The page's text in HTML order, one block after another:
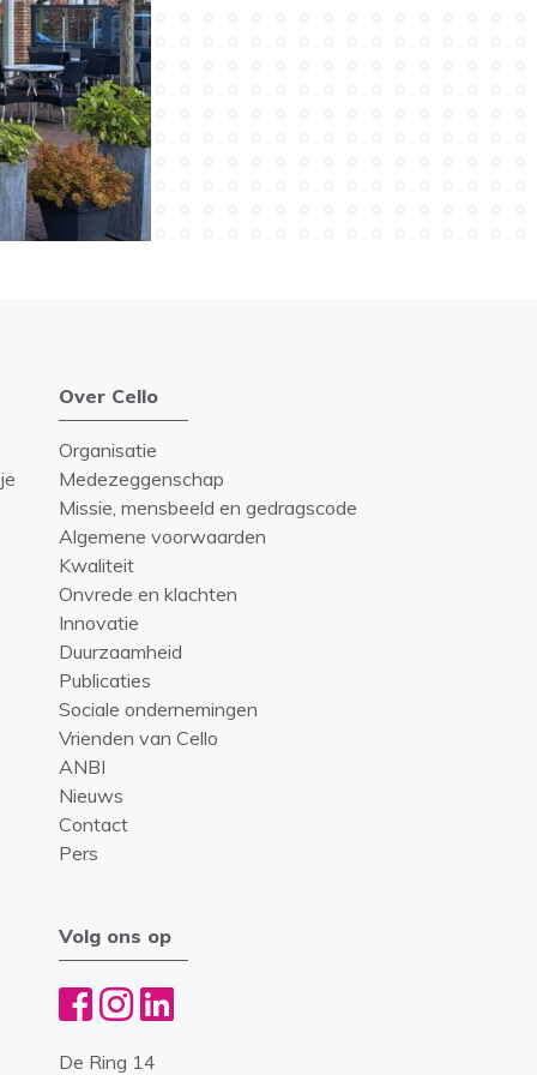
Over Cello
Organisatie
Medezeggenschap
Missie, mensbeeld en gedragscode
Algemene voorwaarden
Kwaliteit
Onvrede en klachten
Innovatie
Duurzaamheid
Publicaties
Sociale ondernemingen
Vrienden van Cello
ANBI
Nieuws
Contact
Pers
Volg ons op
De Ring 14